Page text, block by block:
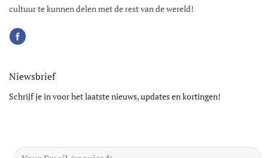
cultuur te kunnen delen met de rest van de wereld!
Niewsbrief
Schrijf je in voor het laatste nieuws, updates en kortingen!